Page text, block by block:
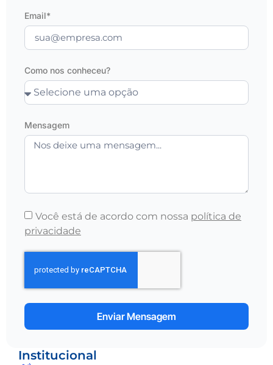
Email*
Como nos conheceu?
Mensagem
Você está de acordo com nossa política de
privacidade
Enviar Mensagem
Institucional